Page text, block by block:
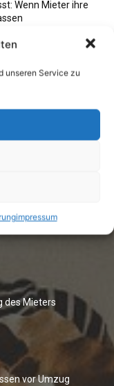
unseren Service zu
impressum
Wenn Mieter ihre
fürs
des Mieters
vor Umzug